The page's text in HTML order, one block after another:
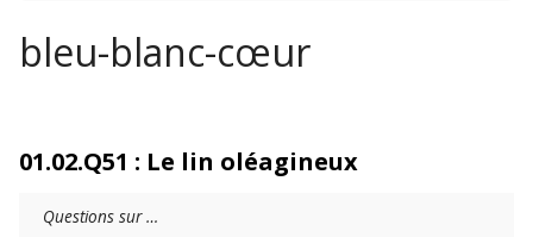
Publications
Contact et venue
Prix et médailles
Fonds documentaire
Contact et venue
Vous êtes ici
bleu-blanc-cœur
01.02.Q51 : Le lin oléagineux
Questions sur …